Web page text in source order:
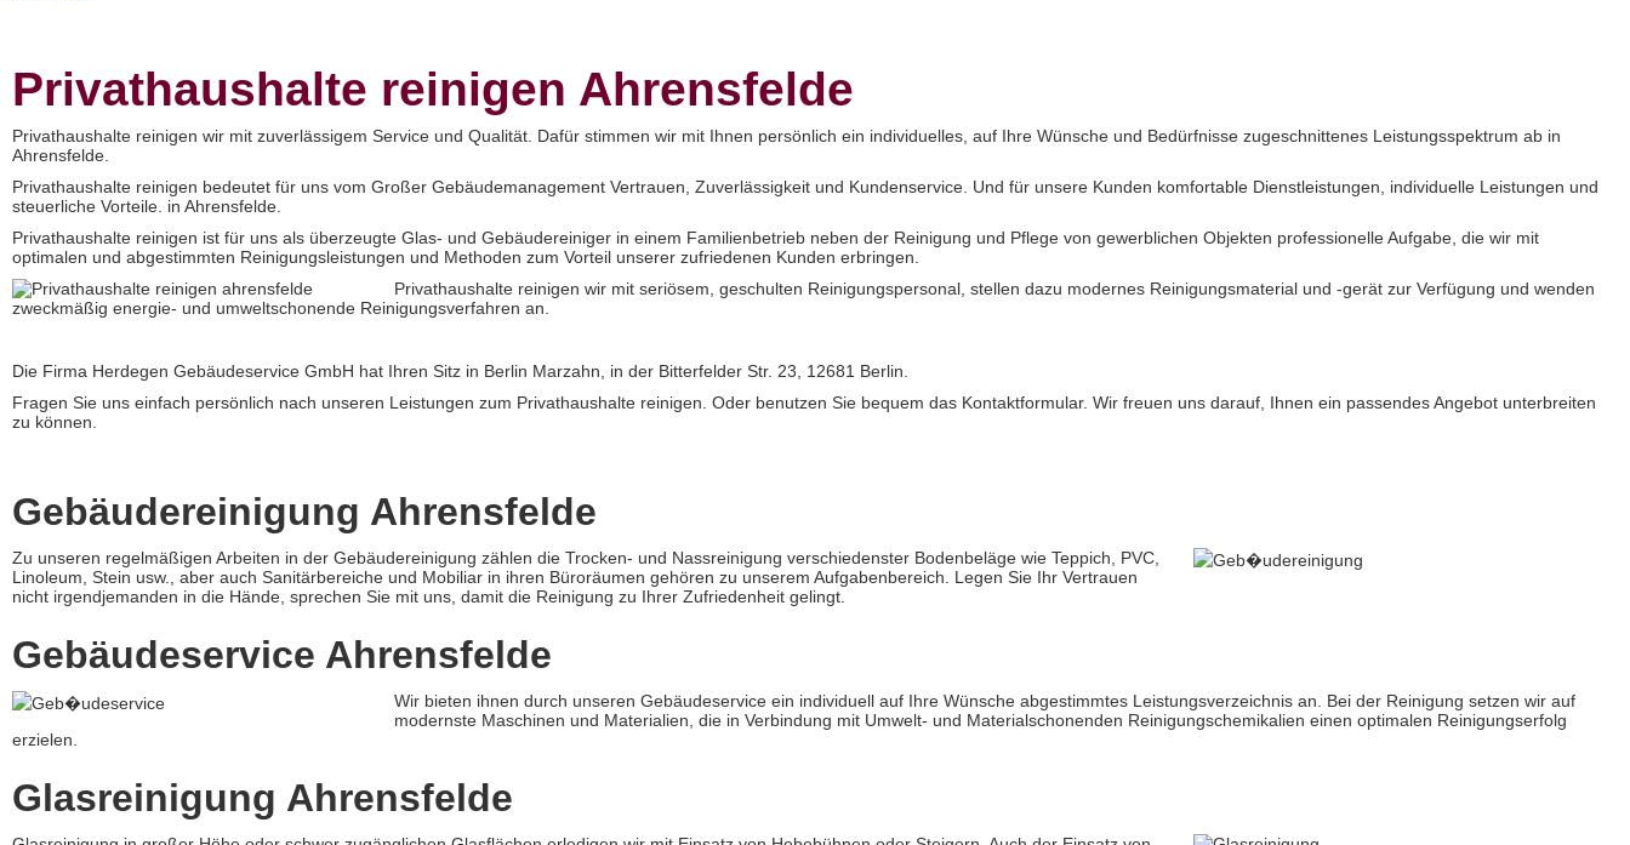
Privathaushalte reinigen Ahrensfelde
Privathaushalte reinigen wir mit zuverlässigem Service und Qualität. Dafür stimmen wir mit Ihnen persönlich ein individuelles, auf Ihre Wünsche und Bedürfnisse zugeschnittenes Leistungsspektrum ab in
Ahrensfelde.
Privathaushalte reinigen bedeutet für uns vom Großer Gebäudemanagement Vertrauen, Zuverlässigkeit und Kundenservice. Und für unsere Kunden komfortable Dienstleistungen, individuelle Leistungen und
steuerliche Vorteile. in Ahrensfelde.
Privathaushalte reinigen ist für uns als überzeugte Glas- und Gebäudereiniger in einem Familienbetrieb neben der Reinigung und Pflege von gewerblichen Objekten professionelle Aufgabe, die wir mit
optimalen und abgestimmten Reinigungsleistungen und Methoden zum Vorteil unserer zufriedenen Kunden erbringen.
Privathaushalte reinigen wir mit seriösem, geschulten Reinigungspersonal, stellen dazu modernes Reinigungsmaterial und -gerät zur Verfügung und wenden
zweckmäßig energie- und umweltschonende Reinigungsverfahren an.
Die Firma Herdegen Gebäudeservice GmbH hat Ihren Sitz in Berlin Marzahn, in der Bitterfelder Str. 23, 12681 Berlin.
Fragen Sie uns einfach persönlich nach unseren Leistungen zum Privathaushalte reinigen. Oder benutzen Sie bequem das Kontaktformular. Wir freuen uns darauf, Ihnen ein passendes Angebot unterbreiten
zu können.
Gebäudereinigung Ahrensfelde
Zu unseren regelmäßigen Arbeiten in der Gebäudereinigung zählen die Trocken- und Nassreinigung verschiedenster Bodenbeläge wie Teppich, PVC,
Linoleum, Stein usw., aber auch Sanitärbereiche und Mobiliar in ihren Büroräumen gehören zu unserem Aufgabenbereich. Legen Sie Ihr Vertrauen
nicht irgendjemanden in die Hände, sprechen Sie mit uns, damit die Reinigung zu Ihrer Zufriedenheit gelingt.
Gebäudeservice Ahrensfelde
Wir bieten ihnen durch unseren Gebäudeservice ein individuell auf Ihre Wünsche abgestimmtes Leistungsverzeichnis an. Bei der Reinigung setzen wir auf
modernste Maschinen und Materialien, die in Verbindung mit Umwelt- und Materialschonenden Reinigungschemikalien einen optimalen Reinigungserfolg
erzielen.
Glasreinigung Ahrensfelde